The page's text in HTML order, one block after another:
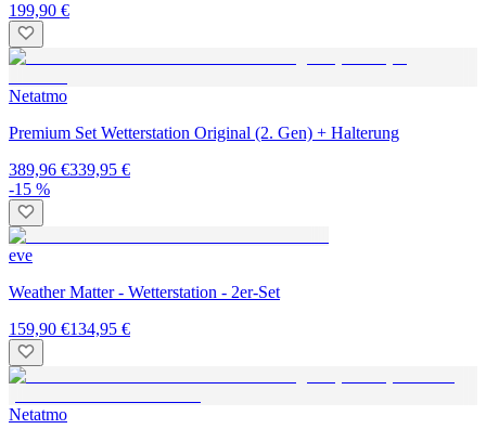
199,90 €
Netatmo
Premium Set Wetterstation Original (2. Gen) + Halterung
389,96 €339,95 €
-15 %
eve
Weather Matter - Wetterstation - 2er-Set
159,90 €134,95 €
Netatmo